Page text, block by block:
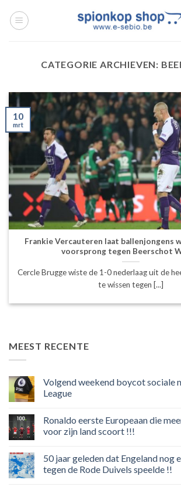
naar
CATEGORIE ARCHIEVEN:
Frankie Vercauteren laat ballenjongens
voorsprong tegen Beerschot
Cercle Brugge wiste de 1-0 nederlaag uit de
te wissen tegen [...]
10
mrt
MEEST RECENTE
Volgend weekend boycot sociale
League
op
weekend
media
in
Premier
Ronaldo eerste Europeaan die
voor zijn land scoort !!!
op
Ronaldo
eerste
50 jaar geleden dat Engeland nog
tegen de Rode Duivels speelde !!